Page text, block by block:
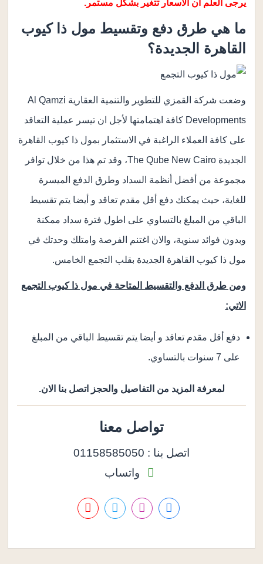
يرجى العلم ان الأسعار تتغير بشكل مستمر.
ما هي طرق دفع وتقسيط مول ذا كيوب
القاهرة الجديدة؟
وضعت شركة القمزي للتطوير والتنمية العقارية Al Qamzi
Developments كافة اهتمامتها لأجل ان تيسر عملية التعاقد
على كافة العملاء الراغبة في الاستثمار بمول ذا كيوب القاهرة
الجديدة The Qube New Cairo، وقد تم هذا من خلال توافر
مجموعة من أفضل أنظمة السداد وطرق الدفع الميسرة
للغاية، حيث يمكنك دفع أقل مقدم تعاقد و أيضا يتم تقسيط
الباقي من المبلغ بالتساوي على اطول فترة سداد ممكنة
وبدون فوائد سنوية، والان اغتنم الفرصة وامتلك وحدتك في
مول ذا كيوب القاهرة الجديدة بقلب التجمع الخامس.
ومن طرق الدفع والتقسيط المتاحة في مول ذا كيوب التجمع
الاتي:
دفع أقل مقدم تعاقد و أيضا يتم تقسيط الباقي من المبلغ
على 7 سنوات بالتساوي.
لمعرفة المزيد من التفاصيل والحجز اتصل بنا الان.
تواصل معنا
اتصل بنا : 01158585050
واتساب